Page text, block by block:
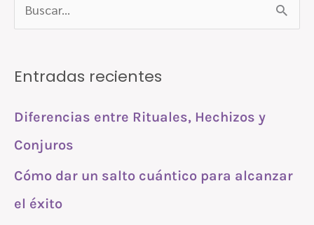
c
p
o
r
Entradas recientes
Diferencias entre Rituales, Hechizos y
Conjuros
Cómo dar un salto cuántico para alcanzar
el éxito